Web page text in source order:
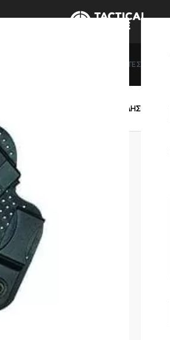
ΔΩΡΟΚΑΡΤΕΣ
ΕΝΔΥΣΗ – ΥΠΟΔΗΣΗ